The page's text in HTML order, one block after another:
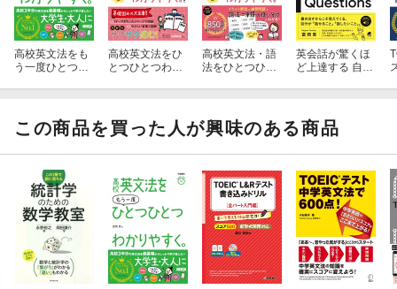
高校英文法をも
う一度ひとつひ
高校英文法をひ
とつひとつわか
高校英文法・語
法をひとつひと
英会話が驚くほ
ど上達する 自分
この商品を買った人が興味のある商品